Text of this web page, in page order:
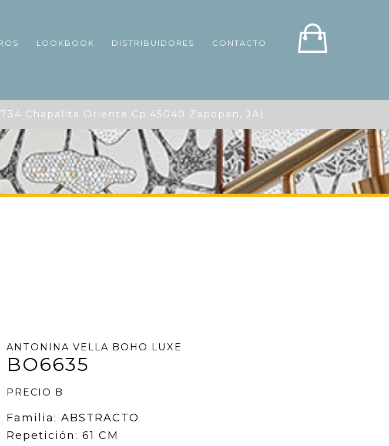
LOOKBOOK DISTRIBUIDORES CONTACTO
Chapalita Oriente Cp.45040 Zapopan, JAL.
ANTONINA VELLA BOHO LUXE
BO6635
PRECIO B
Familia: ABSTRACTO
Repetición: 61 CM